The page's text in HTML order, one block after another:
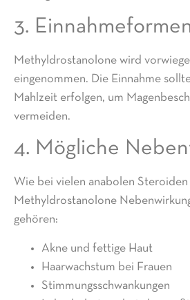
3.
Methyldrostanolone wird
eingenommen. Die Einnahme
Mahlzeit erfolgen, um
vermeiden.
4. Mögliche
Wie bei vielen anabolen Steroiden
Methyldrostanolone
gehören:
Akne und fettige Haut
Haarwachstum bei Frauen
Stimmungsschwankungen